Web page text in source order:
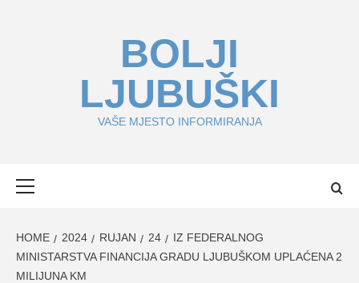
BOLJI
LJUBUŠKI
VAŠE MJESTO INFORMIRANJA
HOME 2024 RUJAN 24
IZ FEDERALNOG
MINISTARSTVA FINANCIJA GRADU LJUBUŠKOM UPLAĆENA 2
MILIJUNA KM